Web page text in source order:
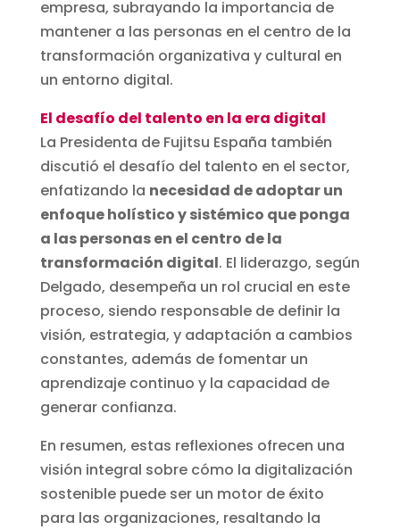
empresa, subrayando la importancia de
mantener a las personas en el centro de la
transformación organizativa y cultural en
un entorno digital.
El desafío del talento en la era digital
La Presidenta de Fujitsu España también
discutió el desafío del talento en el sector,
enfatizando la necesidad de adoptar un
enfoque holístico y sistémico que ponga
a las personas en el centro de la
transformación digital. El liderazgo, según
Delgado, desempeña un rol crucial en este
proceso, siendo responsable de definir la
visión, estrategia, y adaptación a cambios
constantes, además de fomentar un
aprendizaje continuo y la capacidad de
generar confianza.
En resumen, estas reflexiones ofrecen una
visión integral sobre cómo la digitalización
sostenible puede ser un motor de éxito
para las organizaciones, resaltando la